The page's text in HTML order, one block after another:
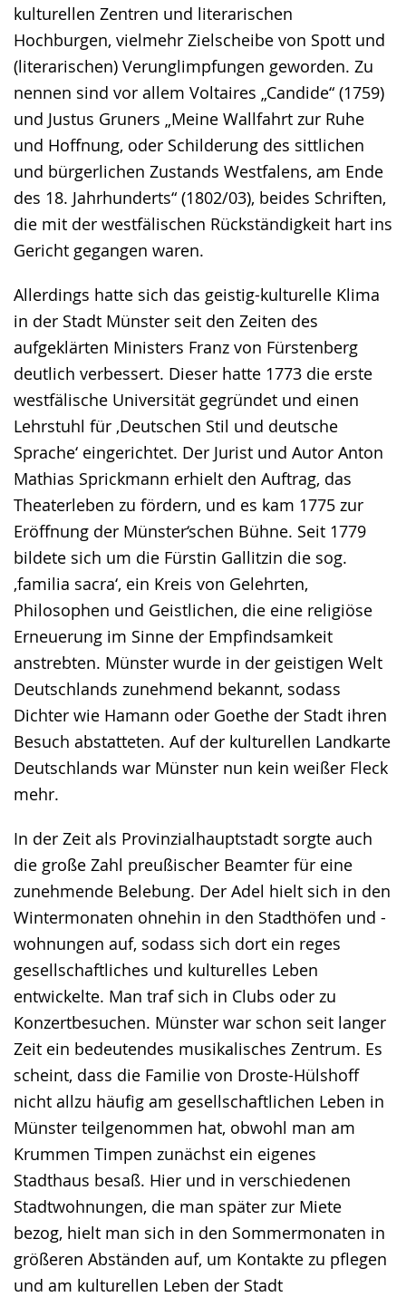
kulturellen Zentren und literarischen
Hochburgen, vielmehr Zielscheibe von Spott und
(literarischen) Verunglimpfungen geworden. Zu
nennen sind vor allem Voltaires „Candide“ (1759)
und Justus Gruners „Meine Wallfahrt zur Ruhe
und Hoffnung, oder Schilderung des sittlichen
und bürgerlichen Zustands Westfalens, am Ende
des 18. Jahrhunderts“ (1802/03), beides Schriften,
die mit der westfälischen Rückständigkeit hart ins
Gericht gegangen waren.
Allerdings hatte sich das geistig-kulturelle Klima
in der Stadt Münster seit den Zeiten des
aufgeklärten Ministers Franz von Fürstenberg
deutlich verbessert. Dieser hatte 1773 die erste
westfälische Universität gegründet und einen
Lehrstuhl für ‚Deutschen Stil und deutsche
Sprache‘ eingerichtet. Der Jurist und Autor Anton
Mathias Sprickmann erhielt den Auftrag, das
Theaterleben zu fördern, und es kam 1775 zur
Eröffnung der Münster‘schen Bühne. Seit 1779
bildete sich um die Fürstin Gallitzin die sog.
‚familia sacra‘, ein Kreis von Gelehrten,
Philosophen und Geistlichen, die eine religiöse
Erneuerung im Sinne der Empfindsamkeit
anstrebten. Münster wurde in der geistigen Welt
Deutschlands zunehmend bekannt, sodass
Dichter wie Hamann oder Goethe der Stadt ihren
Besuch abstatteten. Auf der kulturellen Landkarte
Deutschlands war Münster nun kein weißer Fleck
mehr.
In der Zeit als Provinzialhauptstadt sorgte auch
die große Zahl preußischer Beamter für eine
zunehmende Belebung. Der Adel hielt sich in den
Wintermonaten ohnehin in den Stadthöfen und -
wohnungen auf, sodass sich dort ein reges
gesellschaftliches und kulturelles Leben
entwickelte. Man traf sich in Clubs oder zu
Konzertbesuchen. Münster war schon seit langer
Zeit ein bedeutendes musikalisches Zentrum. Es
scheint, dass die Familie von Droste-Hülshoff
nicht allzu häufig am gesellschaftlichen Leben in
Münster teilgenommen hat, obwohl man am
Krummen Timpen zunächst ein eigenes
Stadthaus besaß. Hier und in verschiedenen
Stadtwohnungen, die man später zur Miete
bezog, hielt man sich in den Sommermonaten in
größeren Abständen auf, um Kontakte zu pflegen
und am kulturellen Leben der Stadt